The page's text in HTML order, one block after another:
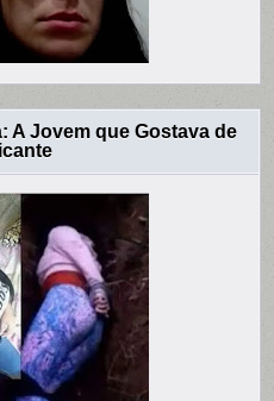
A Jovem que Gostava de